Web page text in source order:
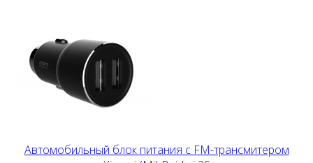
Автомобильный блок питания c FM-трансмитером